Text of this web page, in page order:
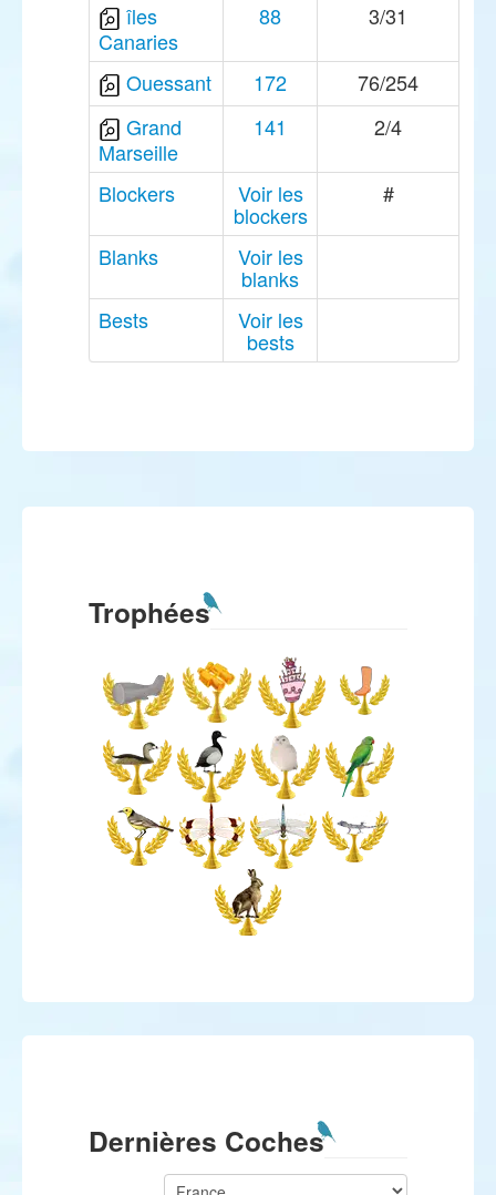
îles
Canaries
88 3/31
Ouessant 172
76/254
Grand
Marseille
141 2/4
Blockers Voir les
blockers
#
Blanks Voir les
blanks
Bests
Voir les
bests
Trophées
Dernières Coches